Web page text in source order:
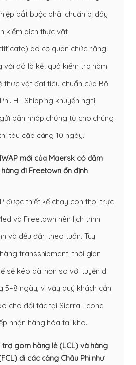
bắt buộc phải chuẩn bị đầy
kiểm dịch thực vật
do cơ quan chức năng
với đó là kết quả kiểm tra hàm
thực vật đạt tiêu chuẩn của Bộ
HL Shipping khuyến nghị
bản nháp chứng từ cho chúng
tàu cập cảng 10 ngày.
mới của Maersk có đảm
đi Freetown ổn định
được thiết kế chạy con thoi trực
và Freetown nên lịch trình
và đều đặn theo tuần. Tuy
transshipment, thời gian
sẽ kéo dài hơn so với tuyến đi
5–8 ngày, vì vậy quý khách cần
cho đối tác tại Sierra Leone
nhận hàng hóa tại kho.
trợ gom hàng lẻ (LCL) và hàng
đi các cảng Châu Phi như